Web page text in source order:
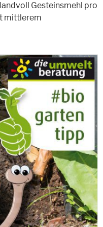
Gesteinsmehl pro
mittlerem